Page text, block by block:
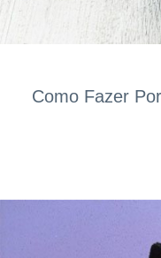
Como Fazer